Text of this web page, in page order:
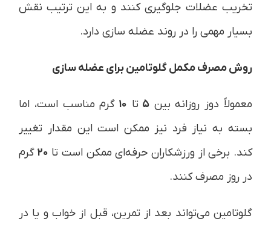
تخریب عضلات جلوگیری کنند و به این ترتیب نقش
بسیار مهمی را در روند عضله سازی دارد.
روش مصرف مکمل گلوتامین برای عضله سازی
معمولاً دوز روزانه بین۵ تا ۱۰ گرم مناسب است، اما
بسته به نیاز فرد نیز ممکن است این مقدار تغییر
کند. برخی از ورزشکاران حرفه‌ای ممکن است تا ۲۰ گرم
در روز مصرف کنند.
گلوتامین می‌تواند بعد از تمرین، قبل از خواب و یا در